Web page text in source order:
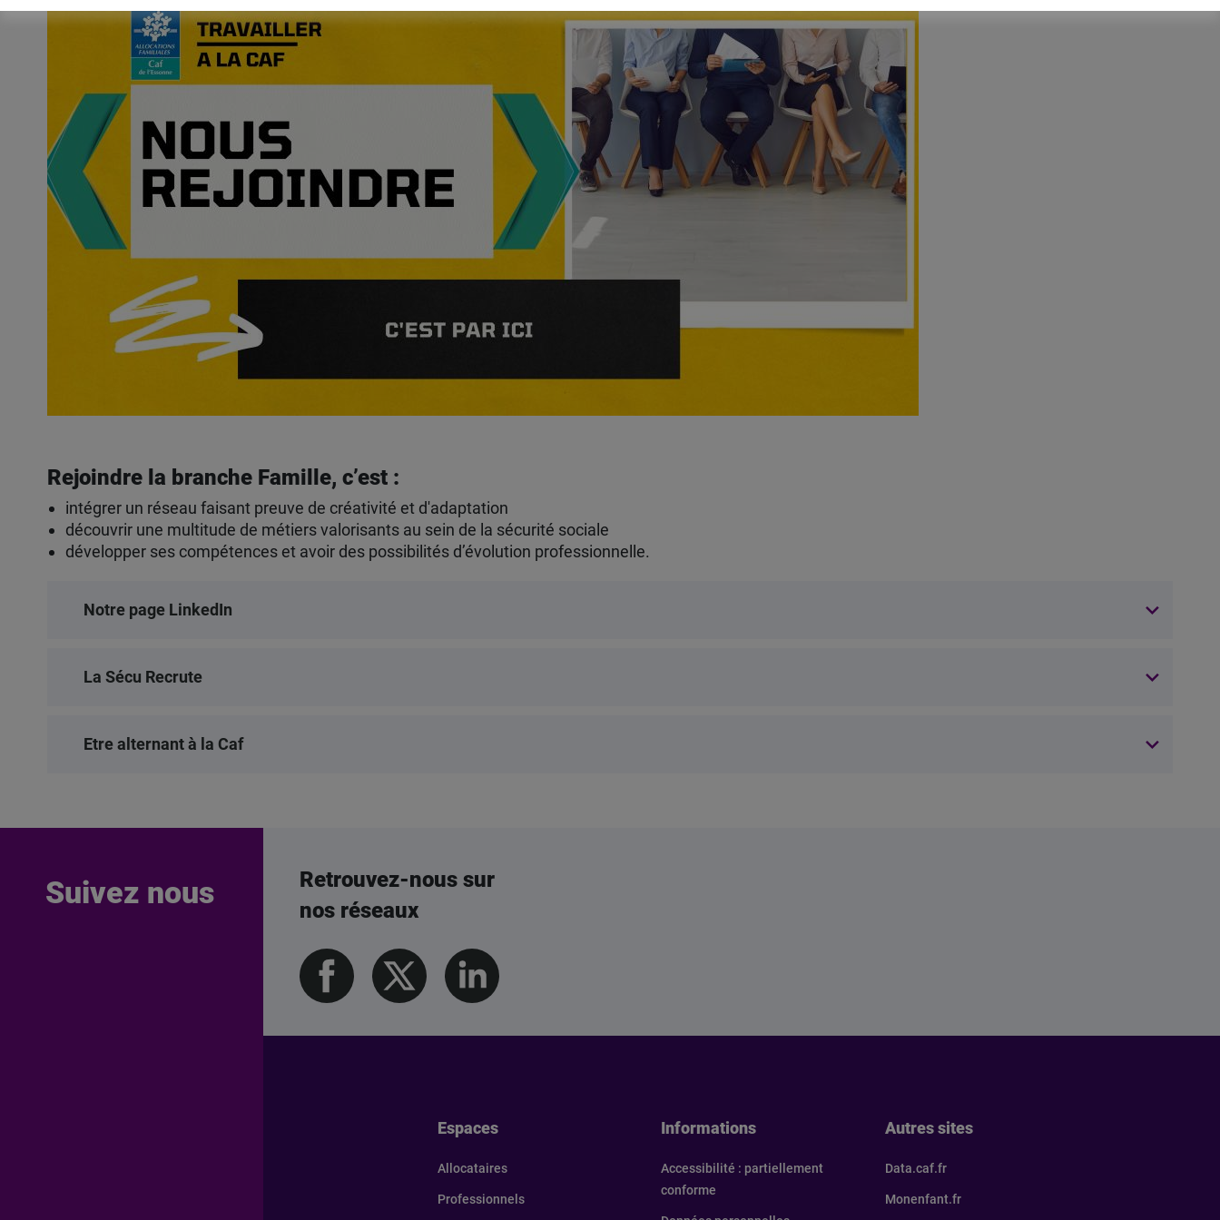
Rejoindre la branche Famille, c’est :
intégrer un réseau faisant preuve de créativité et d'adaptation
découvrir une multitude de métiers valorisants au sein de la sécurité sociale
développer ses compétences et avoir des possibilités d’évolution professionnelle.
Notre page LinkedIn
La Sécu Recrute
Etre alternant à la Caf
Suivez nous
Retrouvez-nous sur
nos réseaux
Espaces
Allocataires
Professionnels
Informations
Accessibilité : partiellement
conforme
Autres sites
Data.caf.fr
Monenfant.fr